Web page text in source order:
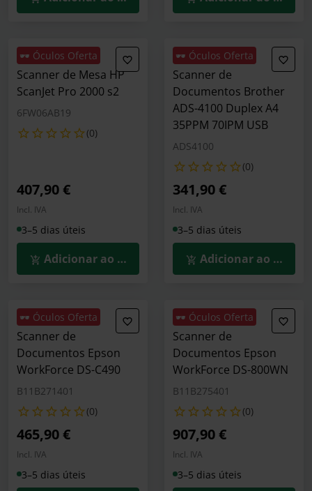
🕶️ Óculos Oferta
Scanner de Mesa HP
ScanJet Pro 2000 s2
6FW06AB19
(0)
407,90 €
Incl. IVA
3–5 dias úteis
Adicionar ao Carrinho
🕶️ Óculos Oferta
Scanner de
Documentos Brother
ADS-4100 Duplex A4
35PPM 70IPM USB
ADS4100
(0)
341,90 €
Incl. IVA
3–5 dias úteis
Adicionar ao
🕶️ Óculos Oferta
Scanner de
Documentos Epson
WorkForce DS-C490
B11B271401
(0)
465,90 €
Incl. IVA
3–5 dias úteis
🕶️ Óculos Oferta
Scanner de
Documentos Epson
WorkForce DS-800WN
B11B275401
(0)
907,90 €
Incl. IVA
3–5 dias úteis